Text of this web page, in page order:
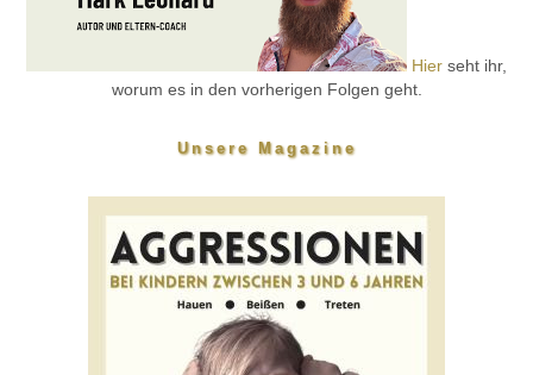
Hier seht ihr,
worum es in den vorherigen Folgen geht.
Unsere Magazine